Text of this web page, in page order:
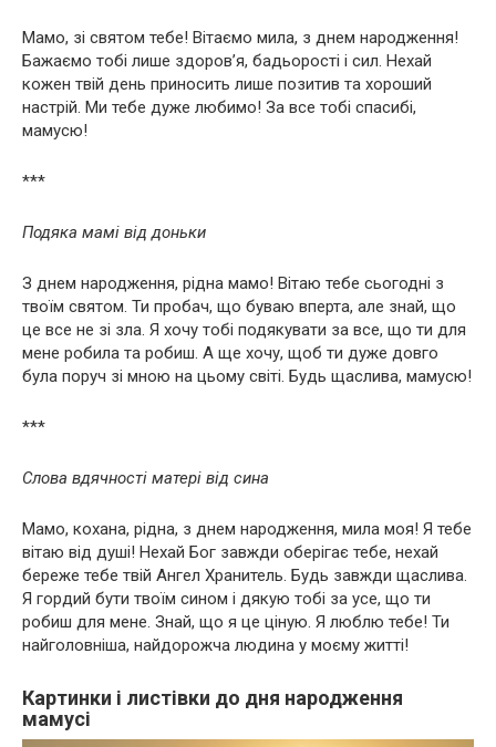
Мамо, зі святом тебе! Вітаємо мила, з днем народження!
Бажаємо тобі лише здоров’я, бадьорості і сил. Нехай
кожен твій день приносить лише позитив та хороший
настрій. Ми тебе дуже любимо! За все тобі спасибі,
мамусю!
***
Подяка мамі від доньки
З днем народження, рідна мамо! Вітаю тебе сьогодні з
твоїм святом. Ти пробач, що буваю вперта, але знай, що
це все не зі зла. Я хочу тобі подякувати за все, що ти для
мене робила та робиш. А ще хочу, щоб ти дуже довго
була поруч зі мною на цьому світі. Будь щаслива, мамусю!
***
Слова вдячності матері від сина
Мамо, кохана, рідна, з днем народження, мила моя! Я тебе
вітаю від душі! Нехай Бог завжди оберігає тебе, нехай
береже тебе твій Ангел Хранитель. Будь завжди щаслива.
Я гордий бути твоїм сином і дякую тобі за усе, що ти
робиш для мене. Знай, що я це ціную. Я люблю тебе! Ти
найголовніша, найдорожча людина у моєму житті!
Картинки і листівки до дня народження
мамусі